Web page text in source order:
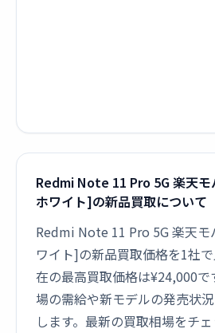
Redmi Note 11 Pro 5G 楽天
ホワイト]の新品買取について
Redmi Note 11 Pro 5G 楽天モ
ワイト]の新品買取価格を1社
在の最高買取価格は¥24,000で
場の需給や新モデルの発売状
します。最新の買取相場をチ